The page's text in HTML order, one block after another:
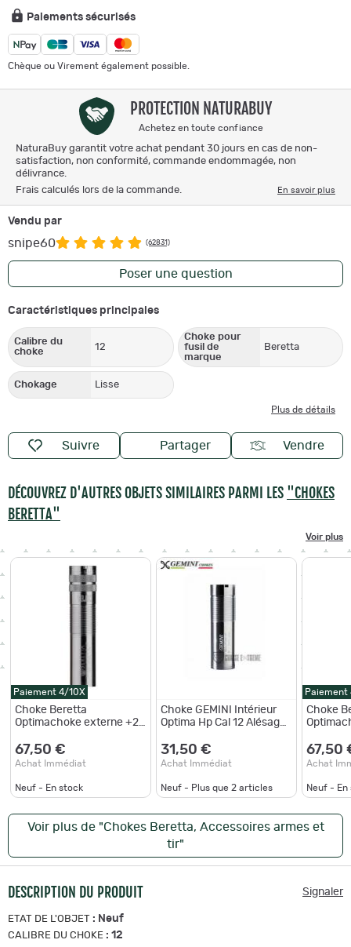
Paiements sécurisés
Chèque ou Virement également possible.
PROTECTION NATURABUY
Achetez en toute confiance
NaturaBuy garantit votre achat pendant 30 jours en cas de non-
satisfaction, non conformité, commande endommagée, non
délivrance.
Frais calculés lors de la commande.
En savoir plus
Vendu par
snipe60 (62831)
Poser une question
Caractéristiques principales
Calibre du
choke
12
Choke pour
fusil de
marque
Beretta
Chokage Lisse
Plus de détails
Suivre Partager Vendre
DÉCOUVREZ D'AUTRES OBJETS SIMILAIRES PARMI LES "CHOKES
BERETTA"
Voir plus
Paiement 4/10X
Choke Beretta
Optimachoke externe +20
67,50 €
Achat Immédiat
Neuf - En stock
Choke GEMINI Intérieur
Optima Hp Cal 12 Alésage
31,50 €
Achat Immédiat
Neuf - Plus que 2 articles
Paiement
Choke
67,50
Achat
Neuf - En
Voir plus de "Chokes Beretta, Accessoires armes et
tir"
DESCRIPTION DU PRODUIT Signaler
ETAT DE L'OBJET : Neuf
CALIBRE DU CHOKE : 12